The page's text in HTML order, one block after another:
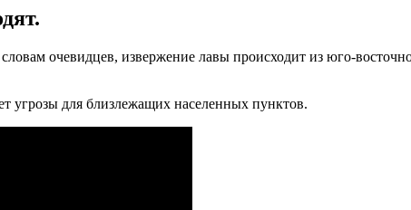
очевидцев, извержение лавы происходит из юго-
угрозы для близлежащих населенных пунктов.